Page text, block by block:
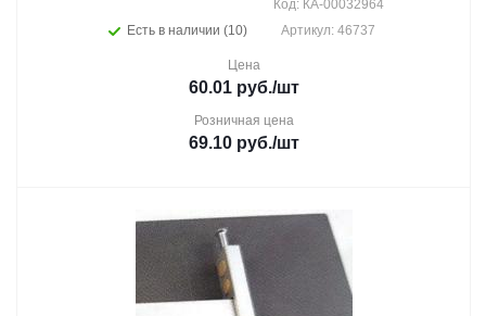
Есть в наличии (10)
Код: КА-00032964
Артикул: 46737
Цена
60.01 руб./шт
Розничная цена
69.10 руб./шт